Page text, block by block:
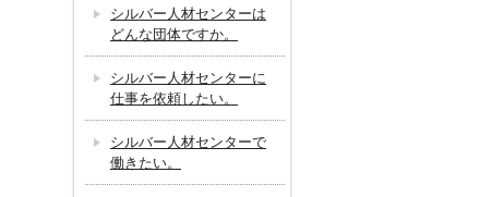
シルバー人材センターは
どんな団体ですか。
シルバー人材センターに
仕事を依頼したい。
シルバー人材センターで
働きたい。